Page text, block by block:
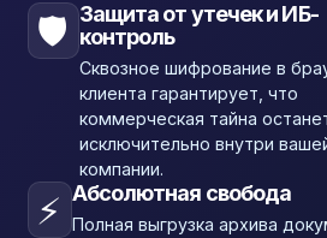
🛡️ Защита от утечек и ИБ-
контроль
Сквозное шифрование в
клиента гарантирует, что
коммерческая тайна
исключительно внутри
компании.
⚡ Абсолютная свобода
Полная выгрузка архива